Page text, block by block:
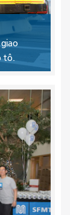
tô.